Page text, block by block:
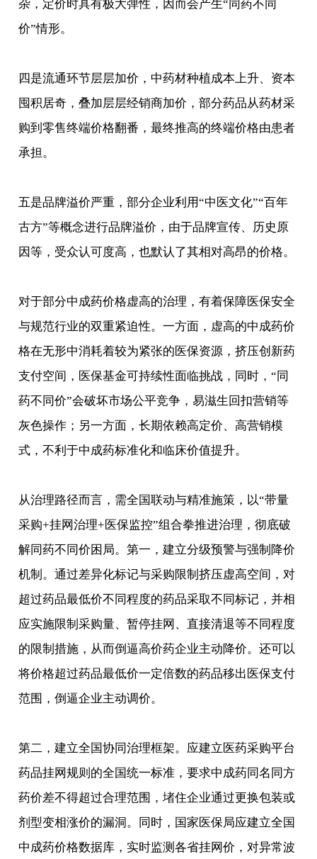
杂，定价时具有极大弹性，因而会产生“同药不同
价”情形。
四是流通环节层层加价，中药材种植成本上升、资本
囤积居奇，叠加层层经销商加价，部分药品从药材采
购到零售终端价格翻番，最终推高的终端价格由患者
承担。
五是品牌溢价严重，部分企业利用“中医文化”“百年
古方”等概念进行品牌溢价，由于品牌宣传、历史原
因等，受众认可度高，也默认了其相对高昂的价格。
对于部分中成药价格虚高的治理，有着保障医保安全
与规范行业的双重紧迫性。一方面，虚高的中成药价
格在无形中消耗着较为紧张的医保资源，挤压创新药
支付空间，医保基金可持续性面临挑战，同时，“同
药不同价”会破坏市场公平竞争，易滋生回扣营销等
灰色操作；另一方面，长期依赖高定价、高营销模
式，不利于中成药标准化和临床价值提升。
从治理路径而言，需全国联动与精准施策，以“带量
采购+挂网治理+医保监控”组合拳推进治理，彻底破
解同药不同价困局。第一，建立分级预警与强制降价
机制。通过差异化标记与采购限制挤压虚高空间，对
超过药品最低价不同程度的药品采取不同标记，并相
应实施限制采购量、暂停挂网、直接清退等不同程度
的限制措施，从而倒逼高价药企业主动降价。还可以
将价格超过药品最低价一定倍数的药品移出医保支付
范围，倒逼企业主动调价。
第二，建立全国协同治理框架。应建立医药采购平台
药品挂网规则的全国统一标准，要求中成药同名同方
药价差不得超过合理范围，堵住企业通过更换包装或
剂型变相涨价的漏洞。同时，国家医保局应建立全国
中成药价格数据库，实时监测各省挂网价，对异常波